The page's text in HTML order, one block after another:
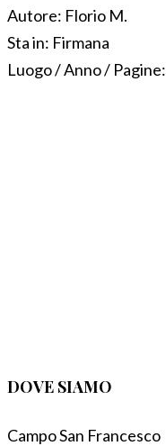
Autore: Florio M.
Sta in: Firmana
Luogo / Anno / Pagine:
DOVE SIAMO
Campo San Francesco